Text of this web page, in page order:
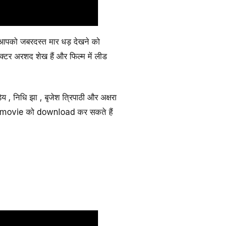
जबरदस्त मार धड़ देखने को
अरशद शेख हैं और फिल्म में लीड
निधि झा , बृजेश त्रिपाठी और अक्षरा
movie को download कर सकते हैं